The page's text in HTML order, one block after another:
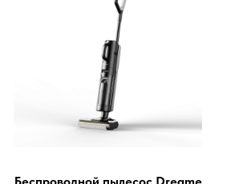
Беспроводной пылесос Dreame